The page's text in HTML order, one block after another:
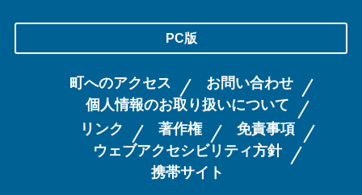
PC版
町へのアクセス
お問い合わせ
個人情報のお取り扱いについて
リンク
著作権
免責事項
ウェブアクセシビリティ方針
携帯サイト